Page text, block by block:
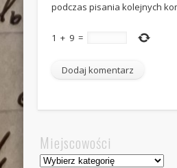
podczas pisania kolejnych
1 + 9 =
Miejscowości
Miejscowości